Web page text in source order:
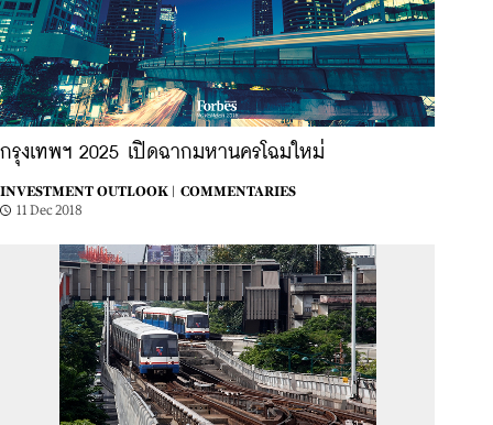
กรุงเทพฯ 2025 เปิดฉากมหานครโฉมใหม่
INVESTMENT OUTLOOK |
COMMENTARIES
11 Dec 2018